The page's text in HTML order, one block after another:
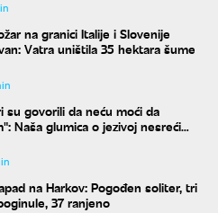
na granici Italije i Slovenije
Vatra uništila 35 hektara šume
su govorili da neću moći da
Naša glumica o jezivoj nesreći
na Harkov: Pogođen soliter, tri
37 ranjeno